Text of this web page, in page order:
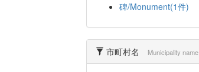
碑/Monument(1件)
市町村名 Municipality name